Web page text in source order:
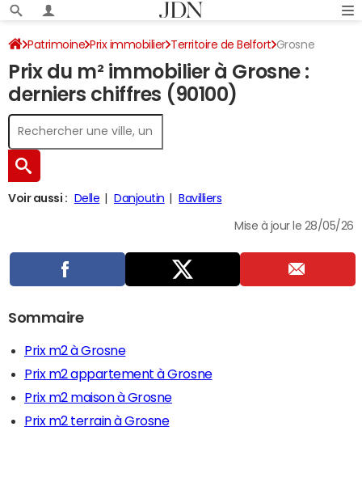
Patrimoine Prix immobilier Territoire de Belfort Grosne
Prix du m² immobilier à Grosne :
derniers chiffres (90100)
Voir aussi : Delle Danjoutin Bavilliers
Mise à jour le 28/05/26
Sommaire
Prix m2 à Grosne
Prix m2 appartement à Grosne
Prix m2 maison à Grosne
Prix m2 terrain à Grosne